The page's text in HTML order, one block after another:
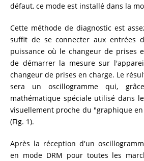
défaut, ce mode est installé dans la
Cette méthode de diagnostic est
suffit de se connecter aux entrées
puissance où le changeur de prises
de démarrer la mesure sur
changeur de prises en charge. Le
sera un oscillogramme qui,
mathématique spéciale utilisé dans
visuellement proche du "graphique
(Fig. 1).
Après la réception d'un
en mode DRM pour toutes les